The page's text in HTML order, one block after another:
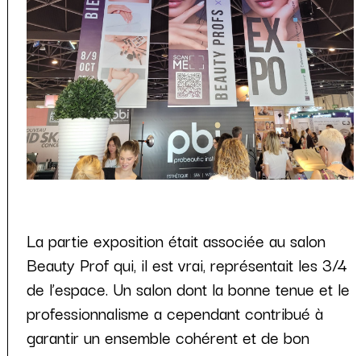
La partie exposition était associée au salon
Beauty Prof qui, il est vrai, représentait les 3/4
de l’espace. Un salon dont la bonne tenue et le
professionnalisme a cependant contribué à
garantir un ensemble cohérent et de bon